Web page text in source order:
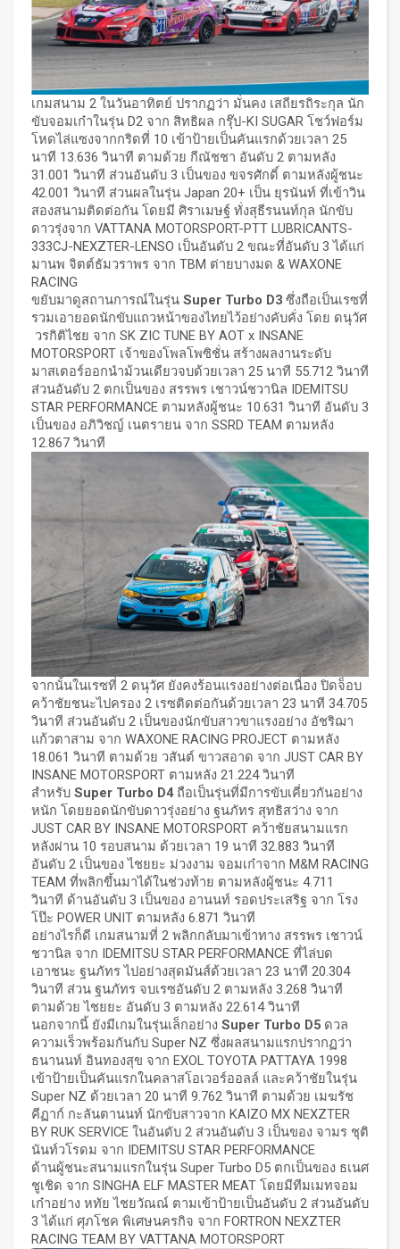
เกมสนาม 2 ในวันอาทิตย์ ปรากฏว่า มั่นคง เสถียรถิระกุล นัก
ขับจอมเก๋าในรุ่น D2 จาก สิทธิผล กรุ๊ป-KI SUGAR โชว์ฟอร์ม
โหดไล่แซงจากกริดที่ 10 เข้าป้ายเป็นคันแรกด้วยเวลา 25
นาที 13.636 วินาที ตามด้วย กีณัชชา อันดับ 2 ตามหลัง
31.001 วินาที ส่วนอันดับ 3 เป็นของ ขจรศักดิ์ ตามหลังผู้ชนะ
42.001 วินาที ส่วนผลในรุ่น Japan 20+ เป็น ยุรนันท์ ที่เข้าวิน
สองสนามติดต่อกัน โดยมี ศิราเมษฐ์ ทั่งสุธีรนนท์กุล นักขับ
ดาวรุ่งจาก VATTANA MOTORSPORT-PTT LUBRICANTS-
333CJ-NEXZTER-LENSO เป็นอันดับ 2 ขณะที่อันดับ 3 ได้แก่
มานพ จิตต์ธัมวราพร จาก TBM ต่ายบางมด & WAXONE
RACING
ขยับมาดูสถานการณ์ในรุ่น Super Turbo D3 ซึ่งถือเป็นเรซที่
รวมเอายอดนักขับแถวหน้าของไทยไว้อย่างคับคั่ง โดย ดนุวัศ
วรกิติไชย จาก SK ZIC TUNE BY AOT x INSANE
MOTORSPORT เจ้าของโพลโพซิชั่น สร้างผลงานระดับ
มาสเตอร์ออกนำม้วนเดียวจบด้วยเวลา 25 นาที 55.712 วินาที
ส่วนอันดับ 2 ตกเป็นของ สรรพร เชาวน์ชวานิล IDEMITSU
STAR PERFORMANCE ตามหลังผู้ชนะ 10.631 วินาที อันดับ 3
เป็นของ อภิวิชญ์ เนตรายน จาก SSRD TEAM ตามหลัง
12.867 วินาที
จากนั้นในเรซที่ 2 ดนุวัศ ยังคงร้อนแรงอย่างต่อเนื่อง ปิดจ็อบ
คว้าชัยชนะไปครอง 2 เรซติดต่อกันด้วยเวลา 23 นาที 34.705
วินาที ส่วนอันดับ 2 เป็นของนักขับสาวขาแรงอย่าง อัชริฌา
แก้วตาสาม จาก WAXONE RACING PROJECT ตามหลัง
18.061 วินาที ตามด้วย วสันต์ ขาวสอาด จาก JUST CAR BY
INSANE MOTORSPORT ตามหลัง 21.224 วินาที
สำหรับ Super Turbo D4ถือเป็นรุ่นที่มีการขับเคี่ยวกันอย่าง
หนัก โดยยอดนักขับดาวรุ่งอย่าง ฐนภัทร สุทธิสว่าง จาก
JUST CAR BY INSANE MOTORSPORT คว้าชัยสนามแรก
หลังผ่าน 10 รอบสนาม ด้วยเวลา 19 นาที 32.883 วินาที
อันดับ 2 เป็นของ ไชยยะ ม่วงงาม จอมเก๋าจาก M&M RACING
TEAM ที่พลิกขึ้นมาได้ในช่วงท้าย ตามหลังผู้ชนะ 4.711
วินาที ด้านอันดับ 3 เป็นของ อานนท์ รอดประเสริฐ จาก โรง
โป๊ะ POWER UNIT ตามหลัง 6.871 วินาที
อย่างไรก็ดี เกมสนามที่ 2 พลิกกลับมาเข้าทาง สรรพร เชาวน์
ชวานิล จาก IDEMITSU STAR PERFORMANCE ที่ไล่บด
เอาชนะ ฐนภัทร ไปอย่างสุดมันส์ด้วยเวลา 23 นาที 20.304
วินาที ส่วน ฐนภัทร จบเรซอันดับ 2 ตามหลัง 3.268 วินาที
ตามด้วย ไชยยะ อันดับ 3 ตามหลัง 22.614 วินาที
นอกจากนี้ ยังมีเกมในรุ่นเล็กอย่าง Super Turbo D5 ดวล
ความเร็วพร้อมกันกับ Super NZ ซึ่งผลสนามแรกปรากฏว่า
ธนานนท์ อินทองสุข จาก EXOL TOYOTA PATTAYA 1998
เข้าป้ายเป็นคันแรกในคลาสโอเวอร์ออลล์ และคว้าชัยในรุ่น
Super NZ ด้วยเวลา 20 นาที 9.762 วินาที ตามด้วย เมฆรัช
คีฏาก์ กะลันตานนท์ นักขับสาวจาก KAIZO MX NEXZTER
BY RUK SERVICE ในอันดับ 2 ส่วนอันดับ 3 เป็นของ จามร ชุติ
นันท์วโรดม จาก IDEMITSU STAR PERFORMANCE
ด้านผู้ชนะสนามแรกในรุ่น Super Turbo D5 ตกเป็นของ ธเนศ
ชูเชิด จาก SINGHA ELF MASTER MEAT โดยมีทีมเมทจอม
เก๋าอย่าง หทัย ไชยวัณณ์ ตามเข้าป้ายเป็นอันดับ 2 ส่วนอันดับ
3 ได้แก่ ศุภโชค พิเศษนครกิจ จาก FORTRON NEXZTER
RACING TEAM BY VATTANA MOTORSPORT